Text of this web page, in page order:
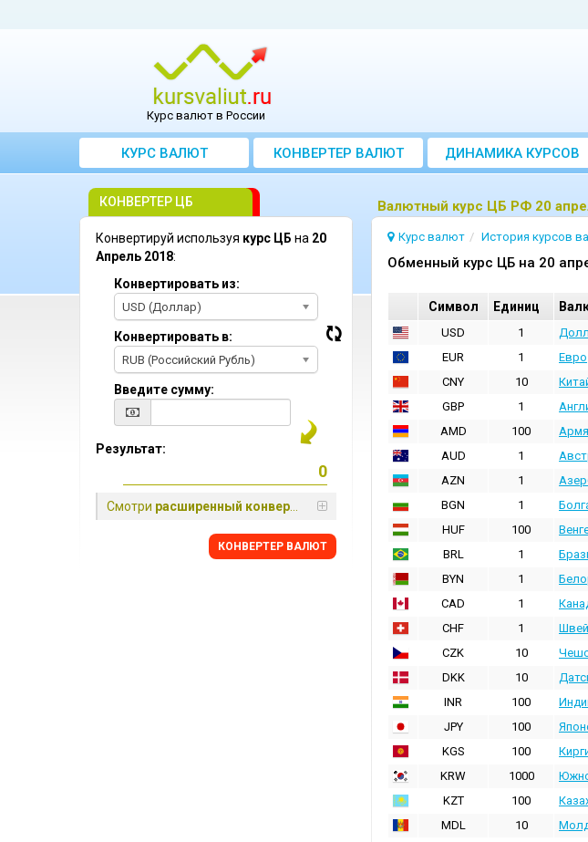
Курс валют в России
КУРС ВАЛЮТ КОНВЕРТЕР ВАЛЮТ ДИНАМИКА КУРСОВ
Bалютный курс ЦБ РФ 20
Курс валют История курсов
Oбменный курс ЦБ на 20
Cимвол Единиц
USD 1
EUR
1 Евро
CNY
10
GBP
1
AMD
100
AUD
1
AZN
1
BGN
1
HUF
100
BRL
1
BYN
1
CAD
1
CHF
1
CZK
10
DKK
10
INR
100
JPY
100
KGS
100
KRW
1000
KZT
100
MDL
10
КОНВЕРТЕР ЦБ
Конвертируй используя курс ЦБ на 20
Апрель 2018:
Конвертировать из:
USD (Доллар)
Конвертировать в:
RUB (Российский Рубль)
Введите сумму:
Результат:
Смотри расширенный конвертер
КОНВЕРТЕР ВАЛЮТ